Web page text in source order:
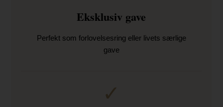
Eksklusiv gave
Perfekt som forlovelsesring eller livets særlige
gave
✓